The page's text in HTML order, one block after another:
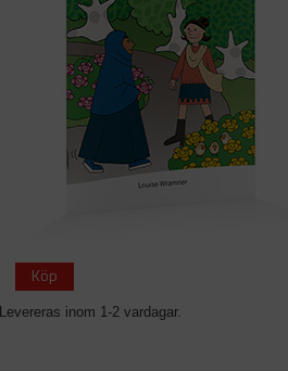
Köp
Levereras inom 1-2 vardagar.